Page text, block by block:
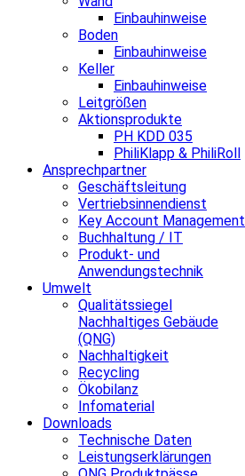
Einbauhinweise
Boden
Einbauhinweise
Keller
Einbauhinweise
Leitgrößen
Aktionsprodukte
PH KDD 035
PhiliKlapp & PhiliRoll
Ansprechpartner
Geschäftsleitung
Vertriebsinnendienst
Key Account Management
Buchhaltung / IT
Produkt- und
Anwendungstechnik
Umwelt
Qualitätssiegel
Nachhaltiges Gebäude
(QNG)
Nachhaltigkeit
Recycling
Ökobilanz
Infomaterial
Downloads
Technische Daten
Leistungserklärungen